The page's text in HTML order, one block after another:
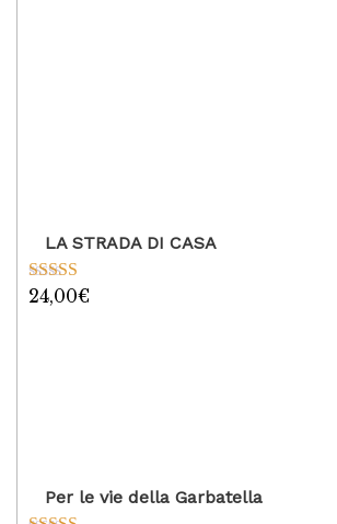
LA STRADA DI CASA
Valutato
24,00€
Per le vie della Garbatella